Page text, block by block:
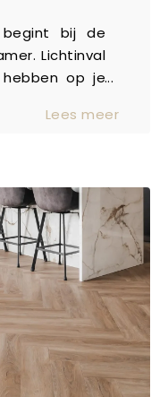
bij de
Lichtinval
op je
ochtendlicht
kies je de
Lees meer